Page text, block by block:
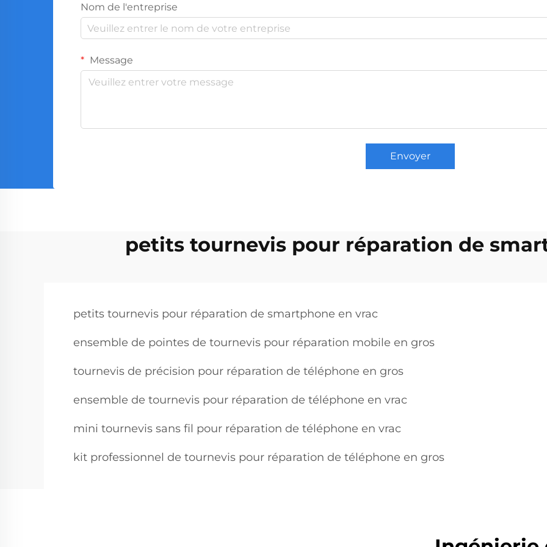
Nom de l'entreprise
Message
Envoyer
petits tournevis pour réparation de
petits tournevis pour réparation de smartphone en vrac
ensemble de pointes de tournevis pour réparation mobile en gros
tournevis de précision pour réparation de téléphone en gros
ensemble de tournevis pour réparation de téléphone en vrac
mini tournevis sans fil pour réparation de téléphone en vrac
kit professionnel de tournevis pour réparation de téléphone en gros